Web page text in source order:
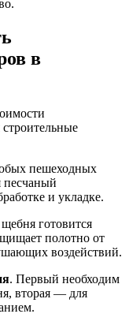
в
пешеходных
песчаный
и укладке.
готовится
полотно от
воздействий.
. Первый необходим
вторая — для